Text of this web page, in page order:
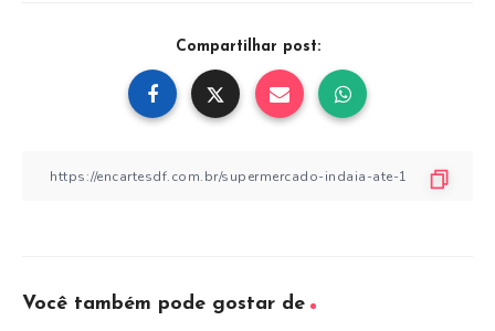
Compartilhar post:
Você também pode gostar de